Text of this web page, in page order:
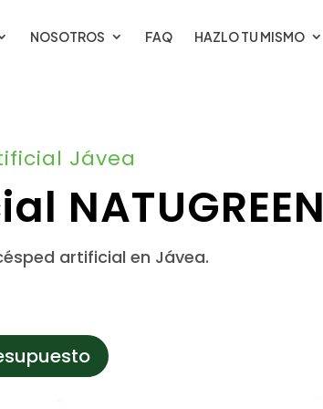
NOSOTROS FAQ HAZLO TU MISMO
Jávea
NATUGREEN
artificial en Jávea.